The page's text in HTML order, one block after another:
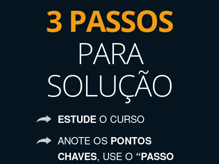
3 PASSOS
PARA
SOLUÇÃO
ESTUDE O CURSO
ANOTE OS PONTOS
CHAVES, USE O “PASSO